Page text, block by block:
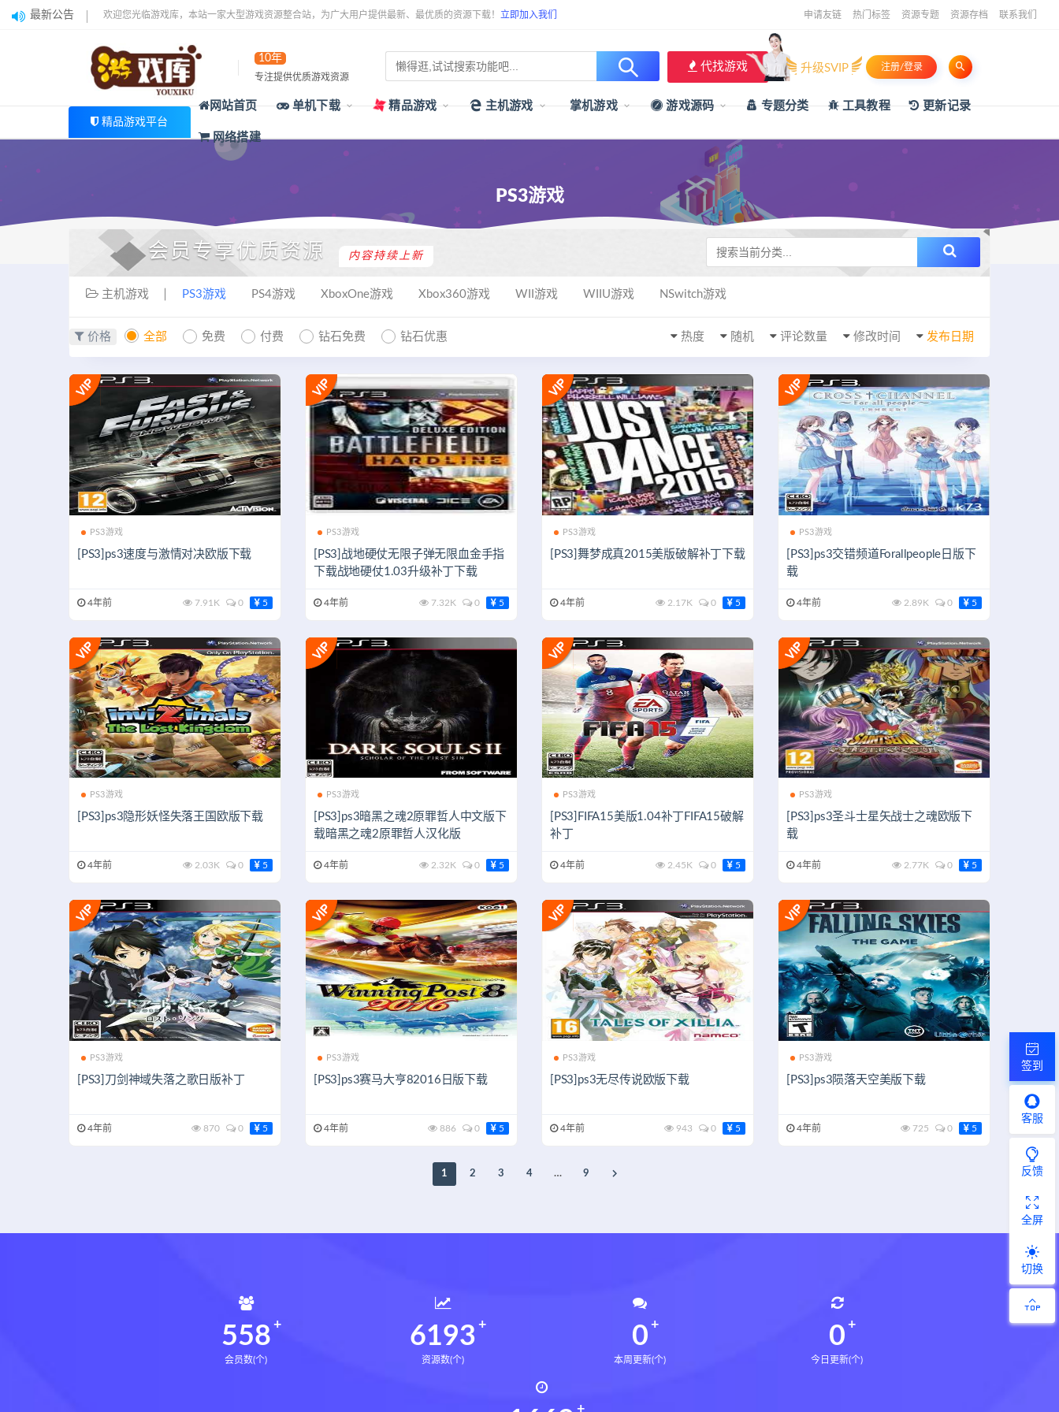
最新公告 欢迎您光临游戏库，本站一家大型游戏资源整合站，为广大用户提供最新、最优质的资源下载！ 立即加入我们 申请友链 热门标签 资源专题 资源存档 联系我们
10年
专注提供优质游戏资源
代找游戏 升级SVIP 注册/登录
精品游戏平台
网站首页 单机下载 精品游戏 主机游戏 掌机游戏 游戏源码 专题分类 工具教程 更新记录
网络搭建
PS3游戏
会员专享优质资源 内容持续上新
主机游戏 PS3游戏 PS4游戏 XboxOne游戏 Xbox360游戏 WII游戏 WIIU游戏 NSwitch游戏
价格 全部 免费 付费 钻石免费 钻石优惠 发布日期
修改时间
评论数量
随机
热度
PS3游戏
[PS3]ps3速度与激情对决欧版下载
4年前 7.91K 0 5
PS3游戏
[PS3]战地硬仗无限子弹无限血金手指
下载战地硬仗1.03升级补丁下载
4年前 7.32K 0 5
PS3游戏
[PS3]舞梦成真2015美版破解补丁下载
4年前 2.17K 0 5
PS3游戏
[PS3]ps3交错频道Forallpeople日版下
载
4年前 2.89K 0 5
PS3游戏
[PS3]ps3隐形妖怪失落王国欧版下载
4年前 2.03K 0 5
PS3游戏
[PS3]ps3暗黑之魂2原罪哲人中文版下
载暗黑之魂2原罪哲人汉化版
4年前 2.32K 0 5
PS3游戏
[PS3]FIFA15美版1.04补丁FIFA15破解
补丁
4年前 2.45K 0 5
PS3游戏
[PS3]ps3圣斗士星矢战士之魂欧版下
载
4年前 2.77K 0 5
PS3游戏
[PS3]刀剑神域失落之歌日版补丁
4年前 870 0 5
PS3游戏
[PS3]ps3赛马大亨82016日版下载
4年前 886 0 5
PS3游戏
[PS3]ps3无尽传说欧版下载
4年前 943 0 5
PS3游戏
[PS3]ps3陨落天空美版下载
4年前 725 0 5
1 2 3 4 … 9
561
会员数(个)
6231
资源数(个)
0
本周更新(个)
0
今日更新(个)
签到
客服
反馈
全屏
切换